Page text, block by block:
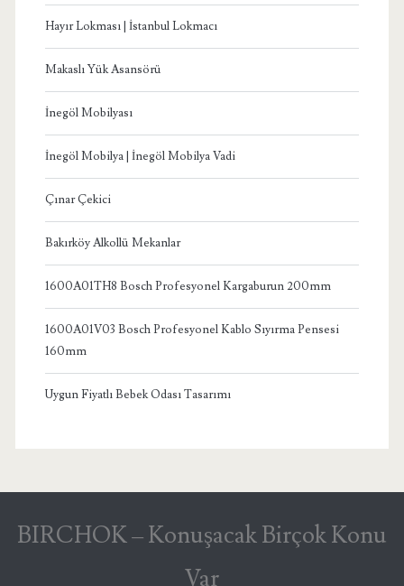
Hayır Lokması | İstanbul Lokmacı
Makaslı Yük Asansörü
İnegöl Mobilyası
İnegöl Mobilya | İnegöl Mobilya Vadi
Çınar Çekici
Bakırköy Alkollü Mekanlar
1600A01TH8 Bosch Profesyonel Kargaburun 200mm
1600A01V03 Bosch Profesyonel Kablo Sıyırma Pensesi
160mm
Uygun Fiyatlı Bebek Odası Tasarımı
BIRCHOK – Konuşacak Birçok Konu
Var